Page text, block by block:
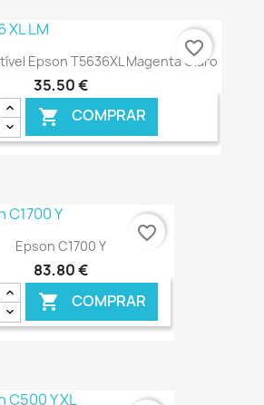
Epson T5636XL Magenta Claro
35,50 €
 COMPRAR
€ ONLINE
favorite_border
Epson C1700 Y
83,80 €
 COMPRAR
favorite_border